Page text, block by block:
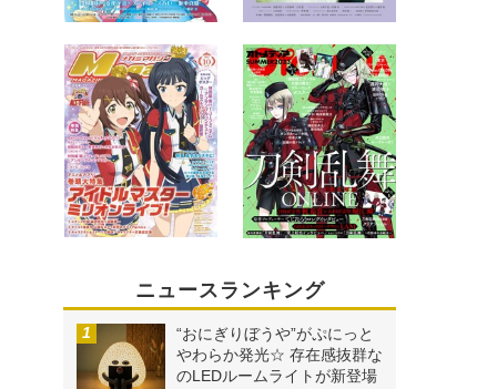
ニュースランキング
“おにぎりぼうや”がぷにっと
やわらか発光☆ 存在感抜群な
のLEDルームライトが新登場